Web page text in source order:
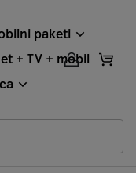
paketi
+ TV + mobil